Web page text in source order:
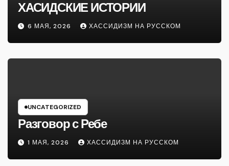
ХАСИДСКИЕ ИСТОРИИ
6 МАЯ, 2026 ХАССИДИЗМ НА РУССКОМ
UNCATEGORIZED
Разговор с Ребе
1 МАЯ, 2026 ХАССИДИЗМ НА РУССКОМ